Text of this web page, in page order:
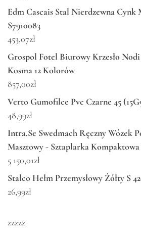
Edm Cascais Stal Nierdzewna Cynk
S7910083
453,07zł
Grospol Fotel Biurowy Krzesło
Kosma 12 Kolorów
857,00zł
Verto Gumofilce Pvc Czarne 45
48,99zł
Intra.Se Swedmach Ręczny Wózek
Masztowy - Sztaplarka Kompaktowa
5 150,01zł
Stalco Hełm Przemysłowy Żółty S
26,99zł
zzzzz